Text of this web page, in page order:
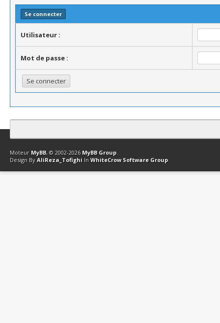
Se connecter
Utilisateur :
Mot de passe :
Contact Club Affiliation Retourner en haut Version bas-débit
Moteur MyBB, © 2002-2026 MyBB Group.
Design By AliReza_Tofighi In WhiteCrow Software Group.